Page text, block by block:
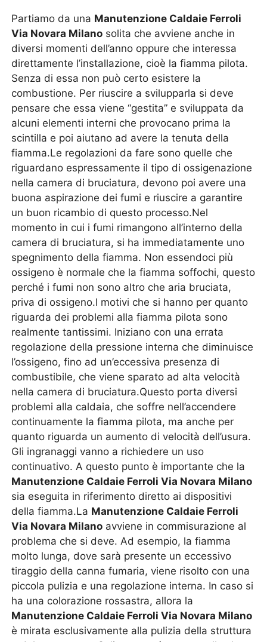
Partiamo da una Manutenzione Caldaie Ferroli
Via Novara Milano solita che avviene anche in
diversi momenti dell’anno oppure che interessa
direttamente l’installazione, cioè la fiamma pilota.
Senza di essa non può certo esistere la
combustione. Per riuscire a svilupparla si deve
pensare che essa viene “gestita” e sviluppata da
alcuni elementi interni che provocano prima la
scintilla e poi aiutano ad avere la tenuta della
fiamma.Le regolazioni da fare sono quelle che
riguardano espressamente il tipo di ossigenazione
nella camera di bruciatura, devono poi avere una
buona aspirazione dei fumi e riuscire a garantire
un buon ricambio di questo processo.Nel
momento in cui i fumi rimangono all’interno della
camera di bruciatura, si ha immediatamente uno
spegnimento della fiamma. Non essendoci più
ossigeno è normale che la fiamma soffochi, questo
perché i fumi non sono altro che aria bruciata,
priva di ossigeno.I motivi che si hanno per quanto
riguarda dei problemi alla fiamma pilota sono
realmente tantissimi. Iniziano con una errata
regolazione della pressione interna che diminuisce
l’ossigeno, fino ad un’eccessiva presenza di
combustibile, che viene sparato ad alta velocità
nella camera di bruciatura.Questo porta diversi
problemi alla caldaia, che soffre nell’accendere
continuamente la fiamma pilota, ma anche per
quanto riguarda un aumento di velocità dell’usura.
Gli ingranaggi vanno a richiedere un uso
continuativo. A questo punto è importante che la
Manutenzione Caldaie Ferroli Via Novara Milano
sia eseguita in riferimento diretto ai dispositivi
della fiamma.La Manutenzione Caldaie Ferroli
Via Novara Milano avviene in commisurazione al
problema che si deve. Ad esempio, la fiamma
molto lunga, dove sarà presente un eccessivo
tiraggio della canna fumaria, viene risolto con una
piccola pulizia e una regolazione interna. In caso si
ha una colorazione rossastra, allora la
Manutenzione Caldaie Ferroli Via Novara Milano
è mirata esclusivamente alla pulizia della struttura